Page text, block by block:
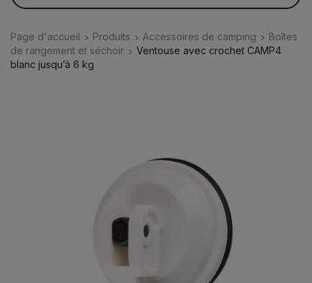
Page d'accueil Produits Accessoires de camping
Boîtes
de rangement et séchoir
Ventouse avec crochet CAMP4
blanc jusqu’à 6 kg